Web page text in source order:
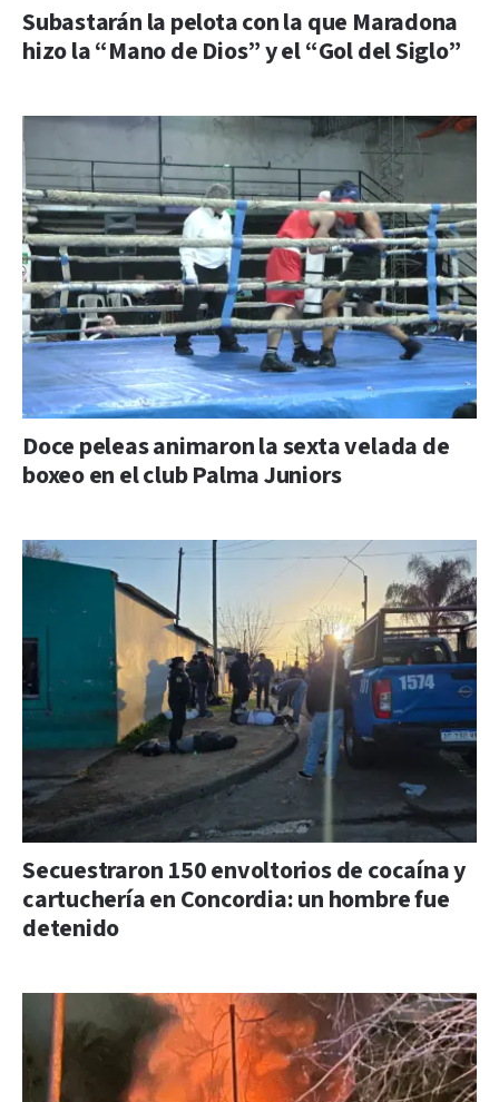
Subastarán la pelota con la que Maradona
hizo la “Mano de Dios” y el “Gol del Siglo”
Doce peleas animaron la sexta velada de
boxeo en el club Palma Juniors
Secuestraron 150 envoltorios de cocaína y
cartuchería en Concordia: un hombre fue
detenido